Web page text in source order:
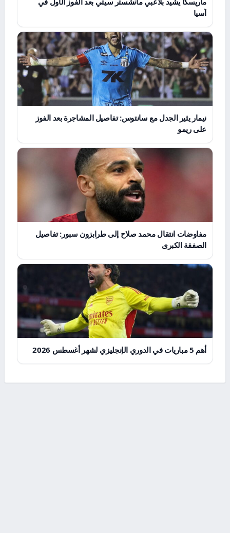
آسيا
نيمار يثير الجدل مع سانتوس: تفاصيل المشاجرة بعد الفوز
على ريمو
مفاوضات انتقال محمد صلاح إلى طرابزون سبور: تفاصيل
الصفقة الكبرى
أهم 5 مباريات في الدوري الإنجليزي لشهر أغسطس 2026